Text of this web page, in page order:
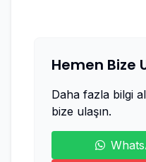
Hemen Bize
Daha fazla bilgi
bize ulaşın.